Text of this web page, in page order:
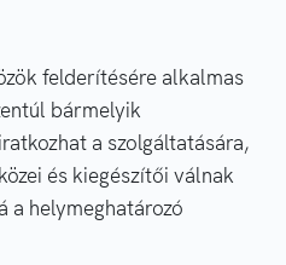
felderítésére alkalmas
bármelyik
a szolgáltatására,
és kiegészítői válnak
a helymeghatározó